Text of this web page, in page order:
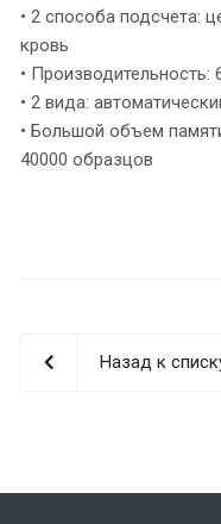
• 2 способа подсчета:
кровь
• Производительность:
• 2 вида:
• Большой объем
40000 образцов
Назад к